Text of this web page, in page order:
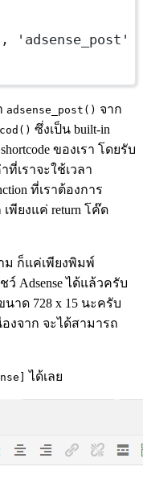
,
'adsense_post'
adsense_post() จาก
ซึ่งเป็น built-in
ของเรา โดยรับ
ที่เราจะใช้เวลา
ที่เราต้องการ
พียงแค่ return โค๊ด
ม ก็แค่เพียงพิมพ์
Adsense ได้แล้วครับ
นาด 728 x 15 นะครับ
งจาก จะได้สามารถ
ได้เลย